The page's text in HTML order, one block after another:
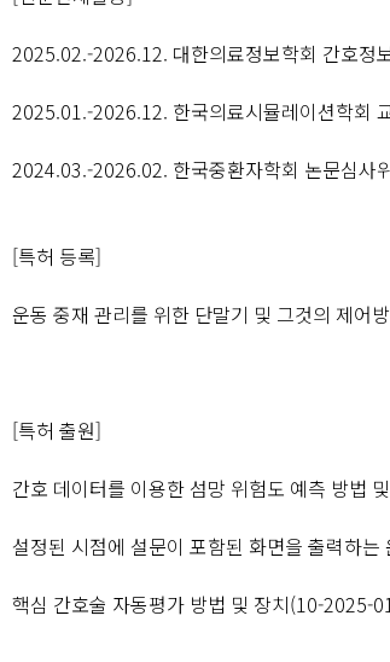
2025.02.-2026.12. 대한의료정보학회 간호정
2025.01.-2026.12. 한국의료시뮬레이션학회
2024.03.-2026.02. 한국중환자학회 논문심사
[특허 등록]
운동 중재 관리를 위한 단말기 및 그것의 제어
[특허 출원]
간호 데이터를 이용한 섬망 위험도 예측 방법
설정된 시점에 설문이 포함된 화면을 출력하
핵심 간호술 자동평가 방법 및 장치(10-2025-